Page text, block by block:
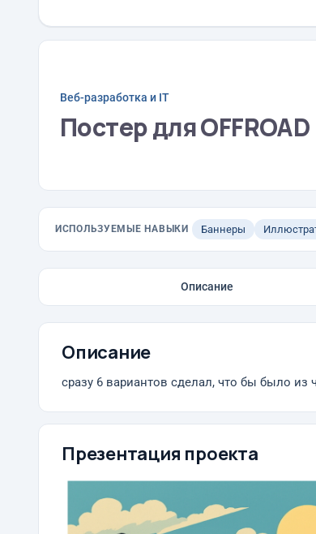
Веб-разработка и IT
Постер для
ИСПОЛЬЗУЕМЫЕ НАВЫКИ Баннеры
Описание
Описание
сразу 6 вариантов сделал, что бы было из
Презентация проекта